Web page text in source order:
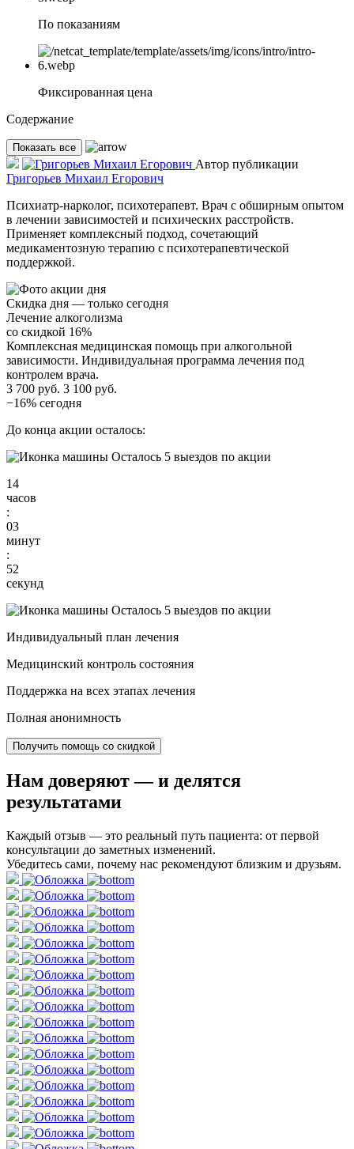
По показаниям
Фиксированная цена
Содержание
Показать все
Автор публикации
Григорьев Михаил Егорович
Психиатр-нарколог, психотерапевт. Врач с обширным опытом
в лечении зависимостей и психических расстройств.
Применяет комплексный подход, сочетающий
медикаментозную терапию с психотерапевтической
поддержкой.
Скидка дня — только сегодня
Лечение алкоголизма
со скидкой 16%
Комплексная медицинская помощь при алкогольной
зависимости. Индивидуальная программа лечения под
контролем врача.
3 700 руб. 3 100 руб.
−16% сегодня
До конца акции осталось:
Осталось 5 выездов по акции
14
часов
:
03
минут
:
51
секунд
Осталось 5 выездов по акции
Индивидуальный план лечения
Медицинский контроль состояния
Поддержка на всех этапах лечения
Полная анонимность
Получить помощь со скидкой
Нам доверяют— и делятся
результатами
Каждый отзыв — это реальный путь пациента: от первой
консультации до заметных изменений.
Убедитесь сами, почему нас рекомендуют близким и друзьям.